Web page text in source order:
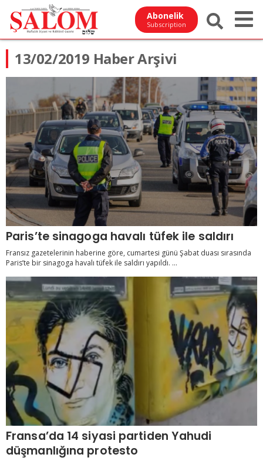
Abonelik
Subscription
13/02/2019 Haber Arşivi
Paris’te sinagoga havalı tüfek ile saldırı
Fransız gazetelerinin haberine göre, cumartesi günü Şabat duası sırasında
Paris’te bir sinagoga havalı tüfek ile saldırı yapıldı. ...
Fransa’da 14 siyasi partiden Yahudi
düşmanlığına protesto